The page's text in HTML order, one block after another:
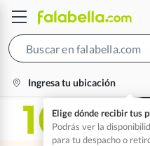
location-
Ingresa tu ubicación
Elige dónde recibir tus
Podrás ver la
para tu despacho o